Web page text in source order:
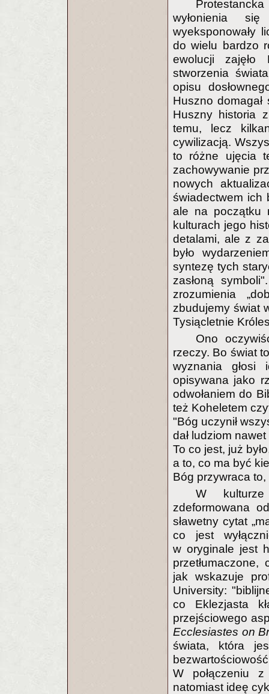
wyłonienia
wyeksponowały
do wielu bardzo
ewolucji zajęło
stworzenia
opisu
Huszno
Huszny historia
temu, lecz
cywilizacją.
to różne ujęcia
zachowywanie
nowych
świadectwem ich
ale na początku
kulturach jego
detalami, ale z
było
syntezę tych
zasłoną
zrozumienia
zbudujemy świat
Tysiącletnie
Ono
rzeczy. Bo świat
wyznania głosi
opisywana jako
odwołaniem do
też Koheletem
"Bóg uczynił
dał ludziom
To co jest, już
a to, co ma być
Bóg przywraca to,
W
zdeformowana
sławetny cytat
co jest
w oryginale jest
jak wskazuje
University:
co Eklezjasta
przejściowego
Ecclesiastes on
świata, która
W połączeniu
natomiast ideę